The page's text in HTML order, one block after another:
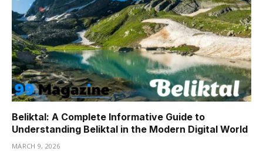
Beliktal: A Complete Informative Guide to
Understanding Beliktal in the Modern Digital World
MARCH 9, 2026